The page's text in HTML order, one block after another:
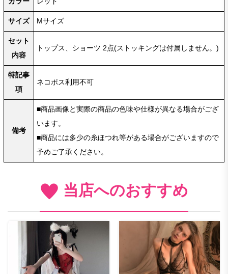
サイズ Mサイズ
セット
内容
トップス、ショーツ 2点(ストッキングは付属しません。)
特記事
項
ネコポス利用不可
備考
■商品画像と実際の商品の色味や仕様が異なる場合がござ
います。
■商品には多少の糸ほつれ等がある場合がございますので
予めご了承ください。
当店へのおすすめ